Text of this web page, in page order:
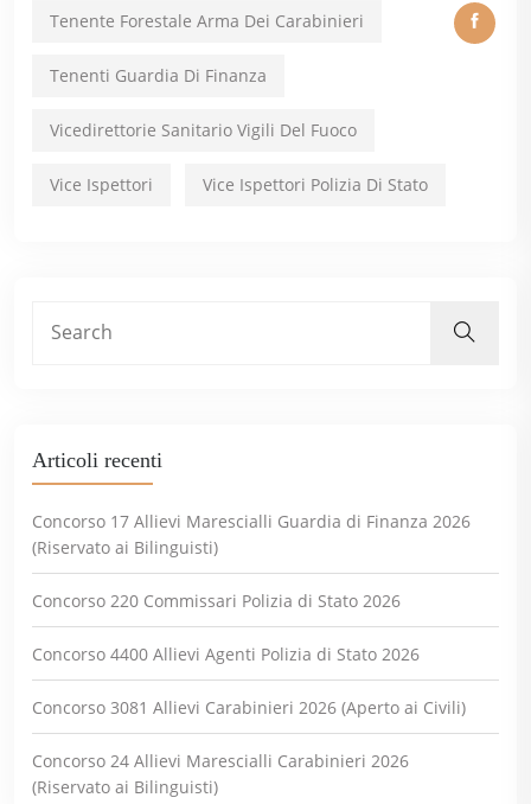
Tenente Forestale Arma Dei Carabinieri
Tenenti Guardia Di Finanza
Vicedirettorie Sanitario Vigili Del Fuoco
Vice Ispettori Vice Ispettori Polizia Di Stato
Articoli recenti
Concorso 17 Allievi Marescialli Guardia di Finanza 2026
(Riservato ai Bilinguisti)
Concorso 220 Commissari Polizia di Stato 2026
Concorso 4400 Allievi Agenti Polizia di Stato 2026
Concorso 3081 Allievi Carabinieri 2026 (Aperto ai Civili)
Concorso 24 Allievi Marescialli Carabinieri 2026
(Riservato ai Bilinguisti)